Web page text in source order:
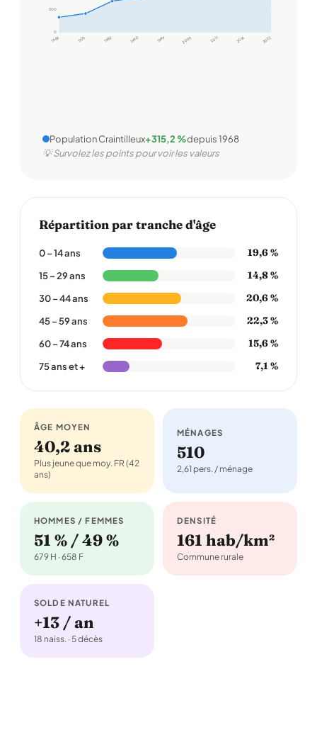
0
500
1968 1975 1982 1990 1999 2006 2011 2016 2022
Population Craintilleux+315,2 %depuis 1968
💡 Survolez les points pour voir les valeurs
Répartition par tranche d'âge
0 – 14 ans 19,6 %
15 – 29 ans 14,8 %
30 – 44 ans 20,6 %
45 – 59 ans 22,3 %
60 – 74 ans 15,6 %
75 ans et + 7,1 %
ÂGE MOYEN
40,2 ans
Plus jeune que moy. FR (42
ans)
MÉNAGES
510
2,61 pers. / ménage
HOMMES / FEMMES
51 % / 49 %
679 H · 658 F
DENSITÉ
161 hab/km²
Commune rurale
SOLDE NATUREL
+13 / an
18 naiss. · 5 décès